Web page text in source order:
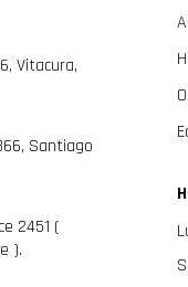
Vitacura,
Santiago
2451 (
).